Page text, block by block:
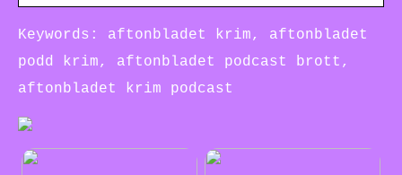
Keywords: aftonbladet krim, aftonbladet
podd krim, aftonbladet podcast brott,
aftonbladet krim podcast